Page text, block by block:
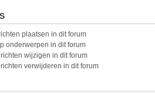
plaatsen in dit forum
onderwerpen in dit forum
wijzigen in dit forum
verwijderen in dit forum